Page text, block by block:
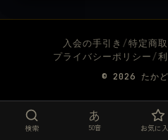
検索
あ
50音 お気に
入会の手引き /特定商
プライバシーポリシー/
© 2026 たか